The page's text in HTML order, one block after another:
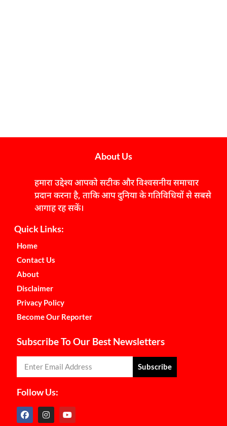
About Us
हमारा उद्देश्य आपको सटीक और विश्वसनीय समाचार
प्रदान करना है, ताकि आप दुनिया के गतिविधियों से सबसे
आगाह रह सकें।
Quick Links:
Home
Contact Us
About
Disclaimer
Privacy Policy
Become Our Reporter
Subscribe To Our Best Newsletters
Subscribe
Follow Us: